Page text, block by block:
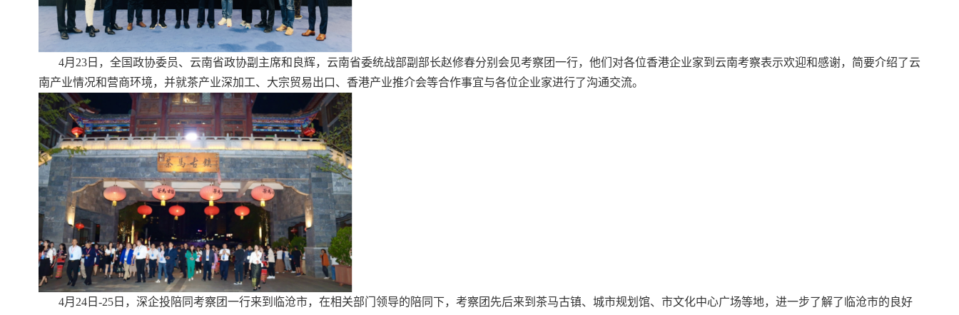
4月23日，全国政协委员、云南省政协副主席和良辉，云南省委统战部副部长赵修春分别会见考察团一行，他们对各位香港企业家到云南考察表示欢迎和感谢，简要介绍了云
南产业情况和营商环境，并就茶产业深加工、大宗贸易出口、香港产业推介会等合作事宜与各位企业家进行了沟通交流。
4月24日-25日，深企投陪同考察团一行来到临沧市，在相关部门领导的陪同下，考察团先后来到茶马古镇、城市规划馆、市文化中心广场等地，进一步了解了临沧市的良好